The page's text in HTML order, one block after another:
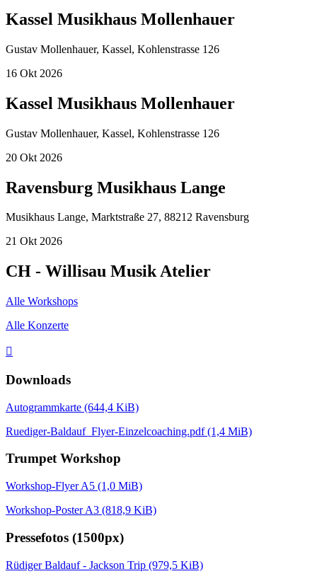
Kassel Musikhaus Mollenhauer
Gustav Mollenhauer, Kassel, Kohlenstrasse 126
16 Okt 2026
Kassel Musikhaus Mollenhauer
Gustav Mollenhauer, Kassel, Kohlenstrasse 126
20 Okt 2026
Ravensburg Musikhaus Lange
Musikhaus Lange, Marktstraße 27, 88212 Ravensburg
21 Okt 2026
CH - Willisau Musik Atelier
Alle Workshops
Alle Konzerte

Downloads
Autogrammkarte (644,4 KiB)
Ruediger-Baldauf_Flyer-Einzelcoaching.pdf(1,4 MiB)
Trumpet Workshop
Workshop-Flyer A5 (1,0 MiB)
Workshop-Poster A3 (818,9 KiB)
Pressefotos (1500px)
Rüdiger Baldauf - Jackson Trip (979,5 KiB)